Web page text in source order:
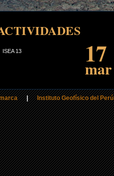
ISEA 13 17
mar
|Instituto Geofísico del Perú